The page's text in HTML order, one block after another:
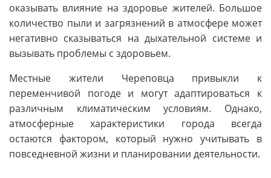
оказывать влияние на здоровье жителей. Большое
количество пыли и загрязнений в атмосфере может
негативно сказываться на дыхательной системе и
вызывать проблемы с здоровьем.
Местные жители Череповца привыкли к
переменчивой погоде и могут адаптироваться к
различным климатическим условиям. Однако,
атмосферные характеристики города всегда
остаются фактором, который нужно учитывать в
повседневной жизни и планировании деятельности.